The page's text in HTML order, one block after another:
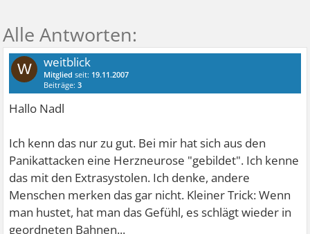
W weitblick
Mitglied seit: 19.11.2007
Beiträge:3
Hallo Nadl
Ich kenn das nur zu gut. Bei mir hat sich aus den
Panikattacken eine Herzneurose "gebildet". Ich kenne
das mit den Extrasystolen. Ich denke, andere
Menschen merken das gar nicht. Kleiner Trick: Wenn
man hustet, hat man das Gefühl, es schlägt wieder in
geordneten Bahnen...